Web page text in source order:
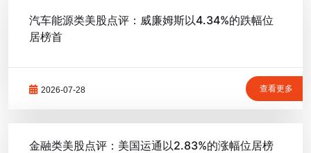
汽车能源类美股点评：威廉姆斯以4.34%的跌幅位
居榜首
2026-07-28 查看更多
金融类美股点评：美国运通以2.83%的涨幅位居榜